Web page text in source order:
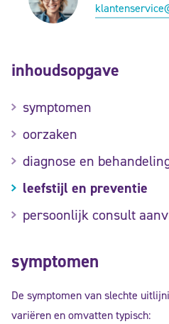
symptomen
De symptomen van slechte
variëren en omvatten typisch:
inhoudsopgave
symptomen
oorzaken
diagnose en
leefstijl en preventie
persoonlijk consult